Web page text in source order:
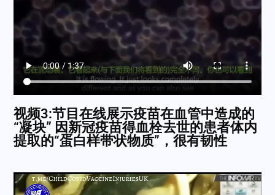
视频3:节目在线展示疫苗在血管中造成的
“凝块” 因新冠疫苗得血栓去世的患者体内
提取的“蛋白样带状物质”，很有韧性